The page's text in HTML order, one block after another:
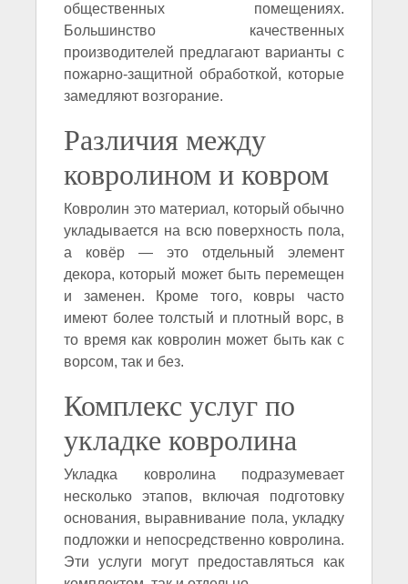
общественных помещениях.
Большинство качественных
производителей предлагают варианты с
пожарно-защитной обработкой, которые
замедляют возгорание.
Различия между
ковролином и ковром
Ковролин это материал, который обычно
укладывается на всю поверхность пола,
а ковёр — это отдельный элемент
декора, который может быть перемещен
и заменен. Кроме того, ковры часто
имеют более толстый и плотный ворс, в
то время как ковролин может быть как с
ворсом, так и без.
Комплекс услуг по
укладке ковролина
Укладка ковролина подразумевает
несколько этапов, включая подготовку
основания, выравнивание пола, укладку
подложки и непосредственно ковролина.
Эти услуги могут предоставляться как